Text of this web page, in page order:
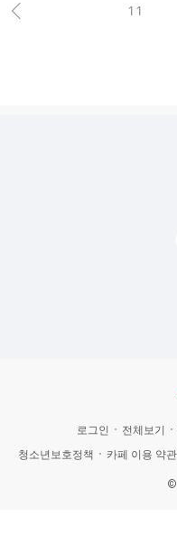
11
로그인 전체보기
청소년보호정책
카페 이용 약관
©